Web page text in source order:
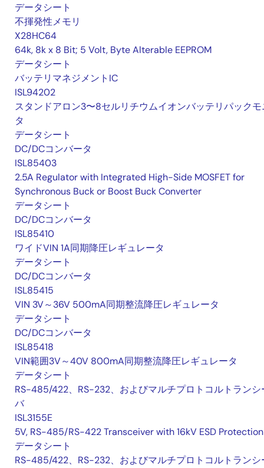
データシート
不揮発性メモリ
X28HC64
64k, 8k x 8 Bit; 5 Volt, Byte Alterable EEPROM
データシート
バッテリマネジメントIC
ISL94202
スタンドアロン3〜8セルリチウムイオンバッテリパックモ
タ
データシート
DC/DCコンバータ
ISL85403
2.5A Regulator with Integrated High-Side MOSFET for
Synchronous Buck or Boost Buck Converter
データシート
DC/DCコンバータ
ISL85410
ワイドVIN 1A同期降圧レギュレータ
データシート
DC/DCコンバータ
ISL85415
VIN 3V～36V 500mA同期整流降圧レギュレータ
データシート
DC/DCコンバータ
ISL85418
VIN範囲3V～40V 800mA同期整流降圧レギュレータ
データシート
RS-485/422、RS-232、およびマルチプロトコルトランシ
バ
ISL3155E
5V, RS-485/RS-422 Transceiver with 16kV ESD Protection
データシート
RS-485/422、RS-232、およびマルチプロトコルトランシ